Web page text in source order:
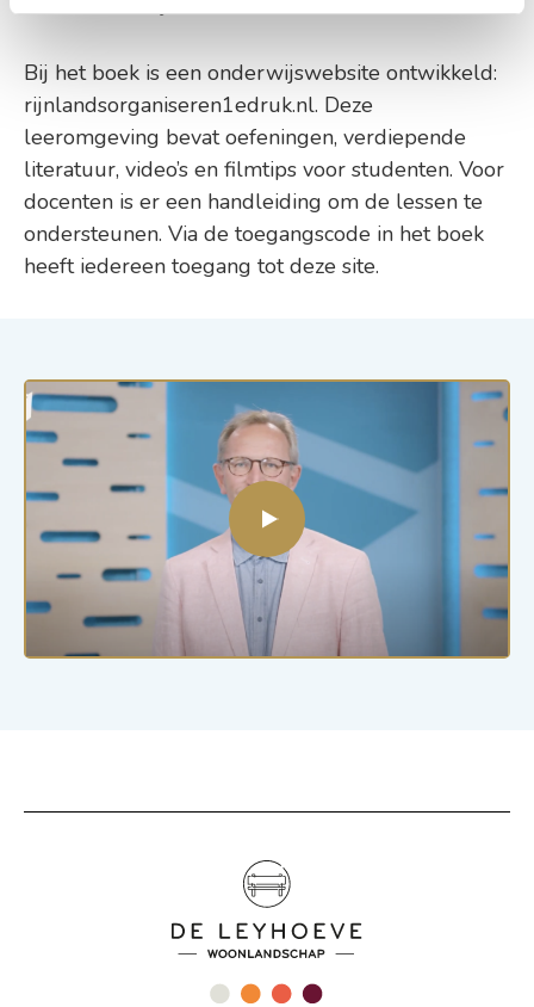
Bij het boek is een onderwijswebsite ontwikkeld:
rijnlandsorganiseren1edruk.nl. Deze
leeromgeving bevat oefeningen, verdiepende
literatuur, video’s en filmtips voor studenten. Voor
docenten is er een handleiding om de lessen te
ondersteunen. Via de toegangscode in het boek
heeft iedereen toegang tot deze site.